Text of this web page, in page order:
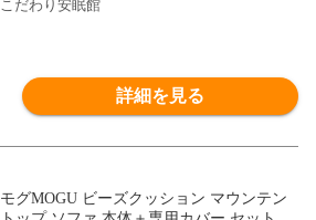
こだわり安眠館
詳細を見る
モグMOGU ビーズクッション マウンテン